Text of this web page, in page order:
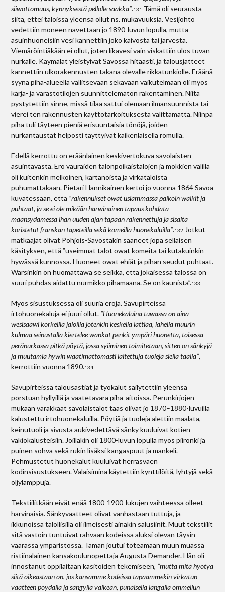
siiwottomuus, kynnyksestä pellolle saakka”.131 Tämä oli seurausta
siitä, ettei taloissa yleensä ollut ns. mukavuuksia. Vesijohto
vedettiin moneen navettaan jo 1890-luvun lopulla, mutta
asuinhuoneisiin vesi kannettiin joko kaivosta tai järvestä.
Viemäröintiäkään ei ollut, joten likavesi vain viskattiin ulos tuvan
nurkalle. Käymälät yleistyivät Savossa hitaasti, ja talousjätteet
kannettiin ulkorakennusten takana olevalle rikkatunkiolle. Eräänä
syynä piha-alueella vallitsevaan sekavaan vaikutelmaan oli myös
karja- ja varastotilojen suunnittelematon rakentaminen. Niitä
pystytettiin sinne, missä tilaa sattui olemaan ilmansuunnista tai
vierei ten rakennusten käyttötarkoituksesta välittämättä. Niinpä
piha tuli täyteen pieniä erisuuntaisia tönöjä, joiden
nurkantaustat helposti täyttyivät kaikenlaisella romulla.
Edellä kerrottu on eräänlainen keskivertokuva savolaisten
asuintavasta. Ero vauraiden talonpoikaistalojen ja mökkien välillä
oli kuitenkin melkoinen, kartanoista ja virkataloista
puhumattakaan. Pietari Hannikainen kertoi jo vuonna 1864 Savoa
kuvatessaan, että ”rakennukset owat usiammassa paikoin wälkit ja
puhtaat, ja se ei ole mikään harwinainen tapaus kohdata
maansydämessä ihan uuden ajan tapaan rakennettuja ja sisältä
koristetut franskan tapeteilla sekä komeilla huonekaluilla”.132 Jotkut
matkaajat olivat Pohjois-Savostakin saaneet jopa sellaisen
käsityksen, että ”useimmat talot owat komeita tai kutakuinkin
hywässä kunnossa. Huoneet owat ehiät ja pihan seudut puhtaat.
Warsinkin on huomattawa se seikka, että jokaisessa talossa on
suuri puhdas aidattu nurmikko pihamaana. Se on kaunista”.133
Myös sisustuksessa oli suuria eroja. Savupirteissä
irtohuonekaluja ei juuri ollut. ”Huonekaluina tuwassa on aina
wesisaawi korkeilla jaloilla jotenkin keskellä lattiaa, lähellä muurin
kulmaa seinustalla kiertelee wankat penkit ympäri huonetta, toisessa
peränurkassa pitkä pöytä, jossa syiiminen toimitetaan, sitten on sänkyjä
ja muutamia hywin waatimattomasti laitettuja tuoleja siellä täällä”,
kerrottiin vuonna 1890.134
Savupirteissä talousastiat ja työkalut säilytettiin yleensä
porstuan hyllyillä ja vaatetavara piha-aitoissa. Perunkirjojen
mukaan varakkaat savolaistalot taas olivat jo 1870–1880-luvuilla
kalustettu irtohuonekaluilla. Pöytiä ja tuoleja alettiin maalata,
keinutuoli ja sivusta aukivedettävä sänky kuuluivat kotien
vakiokalusteisiin. Joillakin oli 1800-luvun lopulla myös piironki ja
puinen sohva sekä rukin lisäksi kangaspuut ja mankeli.
Pehmustetut huonekalut kuuluivat herrasväen
kodinsisustukseen. Valaisimina käytettiin kynttilöitä, lyhty­jä sekä
öljylamppuja.
Tekstiilitkään eivät enää 1800-1900-lukujen vaihteessa olleet
harvinaisia. Sänkyvaatteet olivat vanhastaan tuttuja, ja
ikkunoissa talollisilla oli ilmeisesti ainakin salusiinit. Muut tekstiilit
sitä vastoin tuntuivat rahvaan kodeissa aluksi olevan täysin
väärässä ympäristössä. Tämän joutui toteamaan muun muassa
ristiinalainen kansakoulunopettaja Augusta Demander. Hän oli
innostanut oppilaitaan käsitöiden tekemiseen, ”mutta mitä hyötyä
siitä oikeastaan on, jos kansamme kodeissa tapaammekin virkatun
vaatteen pöydällä ja sängyllä valkean, punaisella langalla ommellun